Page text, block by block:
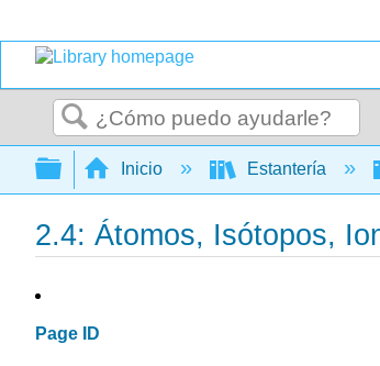
Buscar
Expandir/contraer
Inicio Estantería
2.4: Átomos, Isótopos,
Page ID